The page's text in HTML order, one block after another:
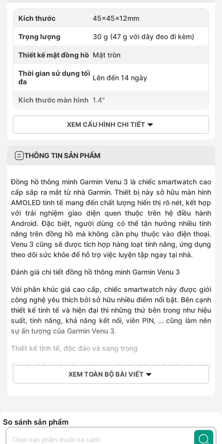
Kích thước 45x45x12mm
Trọng lượng 30 g (47 g với dây đeo đi kèm)
Thiết kế mặt đồng hồ Mặt tròn
Thời gian sử dụng tối
đa
Lên đến 14 ngày
Kích thước màn hình 1.4"
XEM CẤU HÌNH CHI TIẾT
THÔNG TIN SẢN PHẨM
Đồng hồ thông minh Garmin Venu 3 là chiếc smartwatch cao
cấp sắp ra mắt từ nhà Garmin. Thiết bị này sở hữu màn hình
AMOLED tinh tế mang đến chất lượng hiển thị rõ nét, kết hợp
với trải nghiệm giao diện quen thuộc trên hệ điều hành
Android. Đặc biệt, người dùng có thể tận hưởng nhiều tính
năng trên đồng hồ mà không cần phụ thuộc vào điện thoại.
Venu 3 cũng sẽ được tích hợp hàng loạt tính năng, ứng dụng
theo dõi sức khỏe để hỗ trợ việc luyện tập ngay tại nhà.
Đánh giá chi tiết đồng hồ thông minh Garmin Venu 3
Với phân khúc giá cao cấp, chiếc smartwatch này được giới
công nghệ yêu thích bởi sở hữu nhiều điểm nổi bật. Bên cạnh
thiết kế tinh tế và hiện đại thì những thứ bên trong như hiệu
suất, tính năng, khả năng kết nối, viên PIN, … cũng làm nên
sự ấn tượng của Garmin Venu 3.
Thiết kế tinh tế, độc đáo và sang trọng
So với nhiều mẫu đồng hồ cao cấp nổi bật nhất hiện nay trên
thị trường, chiếc smartwatch đến từ nhàGarmin
ra kém cạnh. Điểm nhấn đầu tiên là mặt đồng hồ tròn truyền
không chỉ tăng cường độ bền cho sản phẩm, mà còn phản
chiếu ánh sáng tốt hơn để hiển thị nội dung rõ hơn.
XEM TOÀN BỘ BÀI VIẾT
So sánh sản phẩm